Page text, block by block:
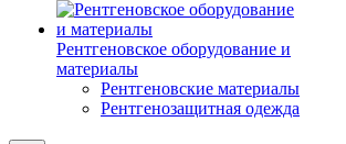
Рентгеновское оборудование и
материалы
Рентгеновские материалы
Рентгенозащитная одежда